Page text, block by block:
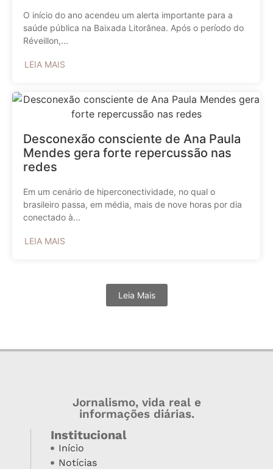
O início do ano acendeu um alerta importante para a
saúde pública na Baixada Litorânea. Após o período do
Réveillon,...
LEIA MAIS
Desconexão consciente de Ana Paula
Mendes gera forte repercussão nas
redes
Em um cenário de hiperconectividade, no qual o
brasileiro passa, em média, mais de nove horas por dia
conectado à...
LEIA MAIS
Leia Mais
Jornalismo, vida real e
informações diárias.
Institucional
Início
Notícias